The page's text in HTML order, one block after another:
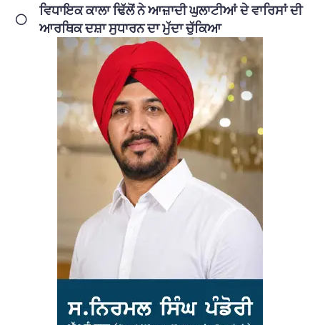
ਵਿਧਾਇਕ ਕਾਲਾ ਢਿੱਲੋਂ ਨੇ ਆਜ਼ਾਦੀ ਘੁਲਾਟੀਆਂ ਦੇ ਵਾਰਿਸਾਂ ਦੀ
ਆਰਥਿਕ ਦਸ਼ਾ ਸੁਧਾਰਨ ਦਾ ਮੁੱਦਾ ਚੁੱਕਿਆ